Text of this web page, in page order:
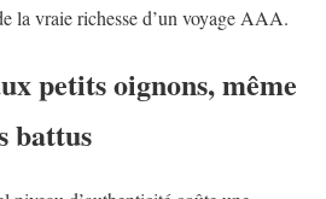
la vraie richesse d’un voyage AAA.
petits oignons, même
battus